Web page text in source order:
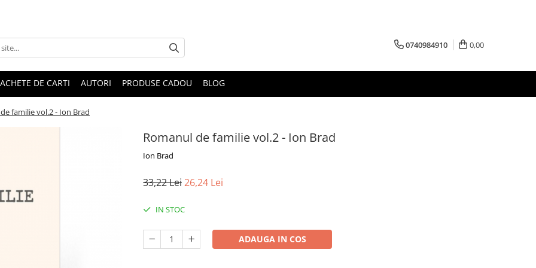
0740984910 0,00
DE CARTI AUTORI PRODUSE CADOU BLOG
familie vol.2 - Ion Brad
Romanul de familie vol.2 - Ion Brad
Ion Brad
33,22 Lei26,24 Lei
IN STOC
ADAUGA IN COS